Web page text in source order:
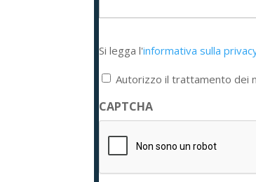
legga
l'informativa
privacy
*
Si legga l'informativa sulla
Autorizzo il trattamento dei
CAPTCHA